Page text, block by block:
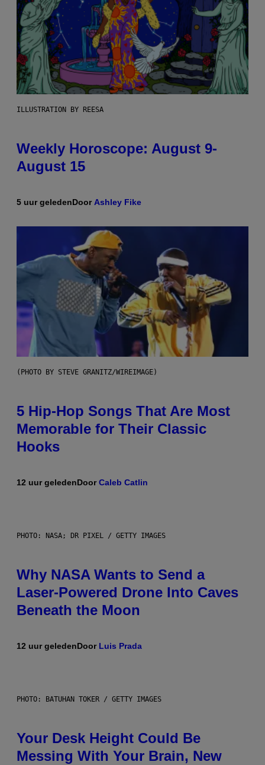
ILLUSTRATION BY REESA
Weekly Horoscope: August 9-
August 15
5 uur geledenDoor Ashley Fike
(PHOTO BY STEVE GRANITZ/WIREIMAGE)
5 Hip-Hop Songs That Are Most
Memorable for Their Classic
Hooks
12 uur geledenDoorCaleb Catlin
PHOTO: NASA; DR PIXEL / GETTY IMAGES
Why NASA Wants to Send a
Laser-Powered Drone Into Caves
Beneath the Moon
12 uur geledenDoor Luis Prada
PHOTO: BATUHAN TOKER / GETTY IMAGES
Your Desk Height Could Be
Messing With Your Brain, New